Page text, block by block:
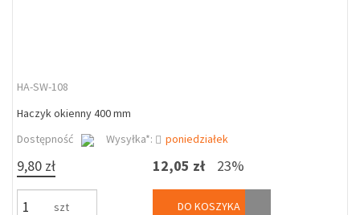
HA-SW-108
Haczyk okienny 400 mm
Dostępność
Wysyłka*: poniedziałek
9,80 zł
szt
12,05 zł 23%
DO KOSZYKA